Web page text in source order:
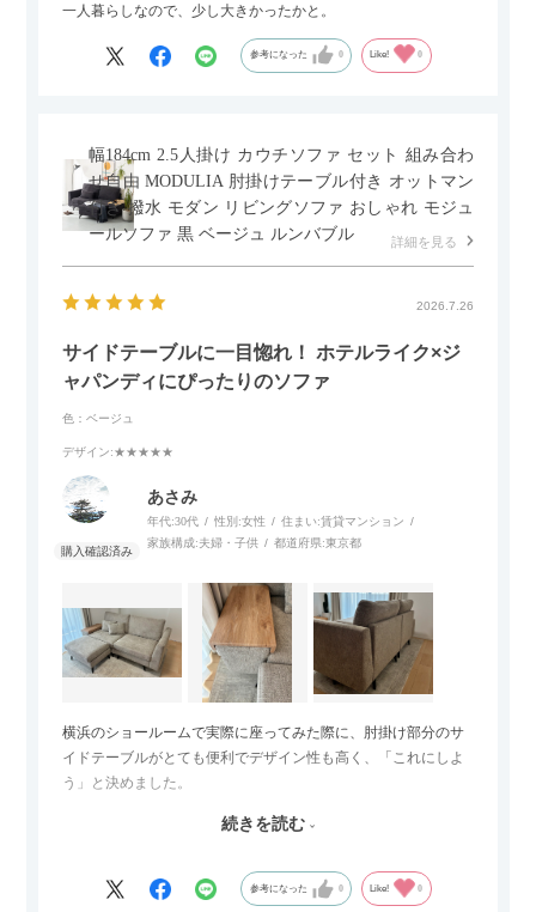
一人暮らしなので、少し大きかったかと。
参考になった 0 Like! 0
幅184cm 2.5人掛け カウチソファ セット 組み合わ
せ自由 MODULIA 肘掛けテーブル付き オットマン
付き 撥水 モダン リビングソファ おしゃれ モジュ
ールソファ 黒 ベージュ ルンバブル
詳細を見る
2026.7.26
サイドテーブルに一目惚れ！ ホテルライク×ジ
ャパンディにぴったりのソファ
色：ベージュ
デザイン:★★★★★
あさみ
年代:30代 性別:女性 住まい:賃貸マンション
家族構成:夫婦・子供 都道府県:東京都
横浜のショールームで実際に座ってみた際に、肘掛け部分のサ
イドテーブルがとても便利でデザイン性も高く、「これにしよ
う」と決めました。
サイズは2.5人掛けですが、幅184cmとコンパクトなので圧迫感
グとのバランスもぴったりで、リビング全体がすっきり見えま
続きを読む
参考になった 0 Like! 0